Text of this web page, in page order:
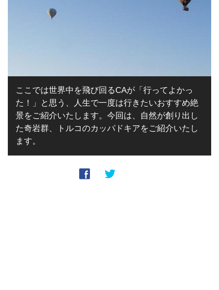
ここでは世界中を飛び回るCAが「行ってよかっ
た！」と思う、人生で一度は行きたいおすすめ絶
景をご紹介いたします。今回は、自然が創り出し
た奇岩群、トルコのカッパドキアをご紹介いたし
ます。